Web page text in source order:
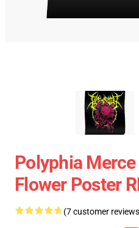
Polyphia
Flower Poster
(7 customer